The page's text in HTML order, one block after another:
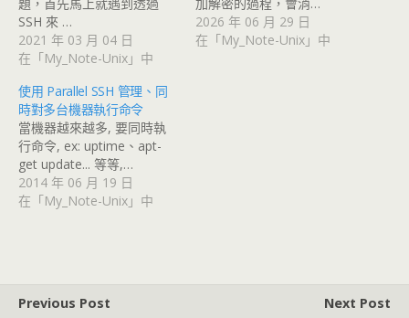
SSH 來 …
2021 年 03 月 04 日
在「My_Note-Unix」中
2026 年 06 月 29 日
在「My_Note-Unix」中
使用 Parallel SSH 管理、同
時對多台機器執行命令
當機器越來越多, 要同時執
行命令, ex: uptime、apt-
get update... 等等,…
2014 年 06 月 19 日
在「My_Note-Unix」中
Previous Post
Next Post